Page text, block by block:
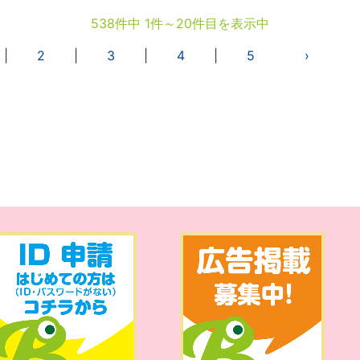
538件中 1件～20件目を表示中
2 3 4 5 ›